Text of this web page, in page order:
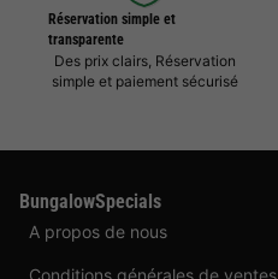
Réservation simple et
transparente
Des prix clairs, Réservation
simple et paiement sécurisé
BungalowSpecials
A propos de nous
Conditions générales de ventes